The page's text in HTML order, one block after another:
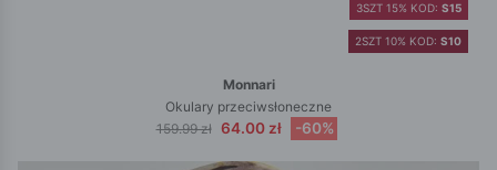
2SZT 10% KOD: S10
3SZT 15% KOD: S15
Monnari
Okulary przeciwsłoneczne
159.99 zł 64.00 zł -60%